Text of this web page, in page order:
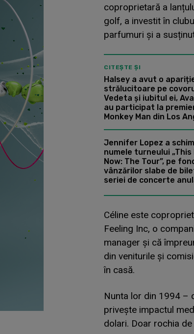
coproprietară a
golf, a investit în
parfumuri și a
CITEȘTE ȘI
Halsey a avut o
strălucitoare pe
Vedeta și iubitul ei,
au participat la
Monkey Man din Los
Jennifer Lopez a
numele turneului „This
Now: The Tour”, pe
vânzărilor slabe de
seriei de concerte
Céline este
Feeling Inc, o
manager și că
din veniturile și
în casă.
Nunta lor din 1994 –
privește impactul
dolari. Doar rochia